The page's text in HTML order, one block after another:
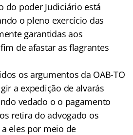
do poder Judiciário está
o pleno exercício das
garantidas aos
de afastar as flagrantes
os argumentos da OAB-TO
a expedição de alvarás
vedado o o pagamento
retira do advogado os
eles por meio de